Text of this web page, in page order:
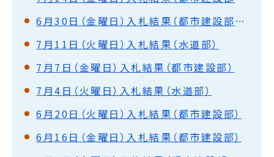
6月30日（金曜日）入札結果（都市建設部・水道部）
7月11日（火曜日）入札結果（水道部）
7月7日（金曜日）入札結果（都市建設部）
7月4日（火曜日）入札結果（水道部）
6月20日（火曜日）入札結果（都市建設部）
6月16日（金曜日）入札結果（都市建設部）